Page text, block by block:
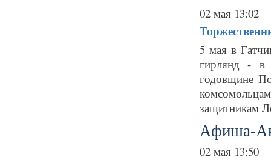
02 мая 13:02
5 мая в
гирлянд - в
годовщине
защитникам
Афиша-
02 мая 13:50